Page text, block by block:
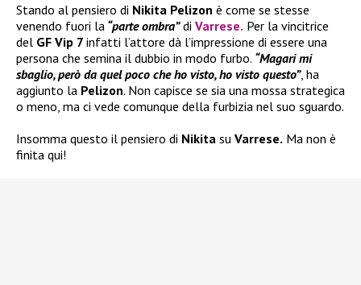
Stando al pensiero di Nikita Pelizon è come se stesse
venendo fuori la “parte ombra”di Varrese. Per la vincitrice
del GF Vip 7 infatti l’attore dà l’impressione di essere una
persona che semina il dubbio in modo furbo. “Magari mi
sbaglio, però da quel poco che ho visto, ho visto questo”, ha
aggiunto la Pelizon. Non capisce se sia una mossa strategica
o meno, ma ci vede comunque della furbizia nel suo sguardo.
Insomma questo il pensiero di Nikita su Varrese. Ma non è
finita qui!